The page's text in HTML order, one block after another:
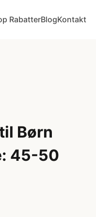
RabatterBlogKontakt
Børn
45-50